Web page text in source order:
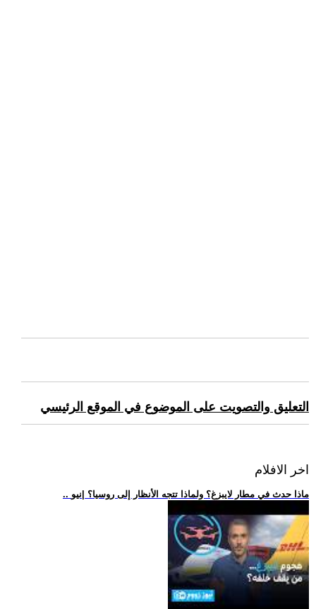
التعليق والتصويت على الموضوع في الموقع الرئيسي
اخر الافلام
.. ماذا حدث في مطار لايبزغ؟ ولماذا تتجه الأنظار إلى روسيا؟ |نيو